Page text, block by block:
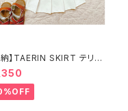
】TAERIN SKIRT テリン
ート スイムウェア